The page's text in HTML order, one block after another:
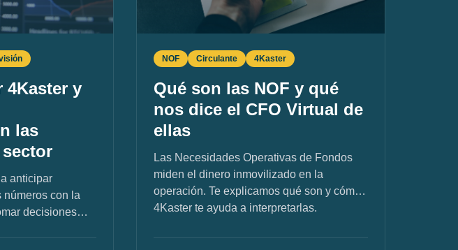
4Kaster y
las
anticipar
números con la
decisiones
NOF Circulante 4Kaster
Qué son las NOF y qué
nos dice el CFO Virtual de
ellas
Las Necesidades Operativas de Fondos
miden el dinero inmovilizado en la
operación. Te explicamos qué son y cómo
4Kaster te ayuda a interpretarlas.